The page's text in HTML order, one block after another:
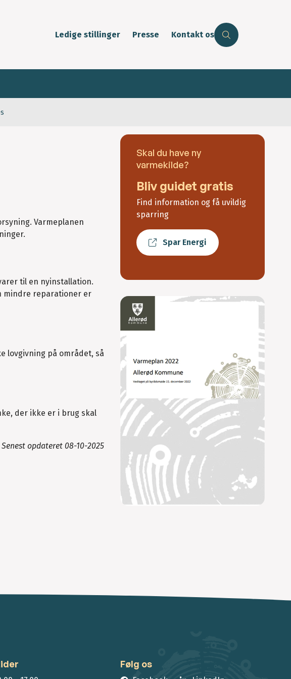
Ledige stillinger Presse Kontakt os
Varmeplanen
til en nyinstallation.
mindre reparationer er
lovgivning på området, så
der ikke er i brug skal
Senest opdateret 08-10-2025
Skal du have ny
varmekilde?
Bliv guidet gratis
Find information og få uvildig
sparring
Spar Energi
Følg os